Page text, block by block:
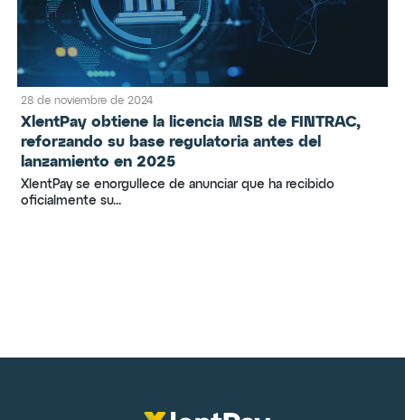
28 de noviembre de 2024
XlentPay obtiene la licencia MSB de FINTRAC,
reforzando su base regulatoria antes del
lanzamiento en 2025
XlentPay se enorgullece de anunciar que ha recibido
oficialmente su...